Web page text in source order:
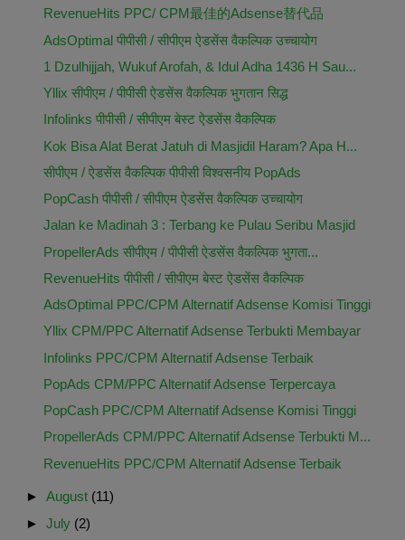
RevenueHits PPC/ CPM最佳的Adsense替代品
AdsOptimal पीपीसी / सीपीएम ऐडसेंस वैकल्पिक उच्चायोग
1 Dzulhijjah, Wukuf Arofah, & Idul Adha 1436 H Sau...
Yllix सीपीएम / पीपीसी ऐडसेंस वैकल्पिक भुगतान सिद्ध
Infolinks पीपीसी / सीपीएम बेस्ट ऐडसेंस वैकल्पिक
Kok Bisa Alat Berat Jatuh di Masjidil Haram? Apa H...
सीपीएम / ऐडसेंस वैकल्पिक पीपीसी विश्वसनीय PopAds
PopCash पीपीसी / सीपीएम ऐडसेंस वैकल्पिक उच्चायोग
Jalan ke Madinah 3 : Terbang ke Pulau Seribu Masjid
PropellerAds सीपीएम / पीपीसी ऐडसेंस वैकल्पिक भुगता...
RevenueHits पीपीसी / सीपीएम बेस्ट ऐडसेंस वैकल्पिक
AdsOptimal PPC/CPM Alternatif Adsense Komisi Tinggi
Yllix CPM/PPC Alternatif Adsense Terbukti Membayar
Infolinks PPC/CPM Alternatif Adsense Terbaik
PopAds CPM/PPC Alternatif Adsense Terpercaya
PopCash PPC/CPM Alternatif Adsense Komisi Tinggi
PropellerAds CPM/PPC Alternatif Adsense Terbukti M...
RevenueHits PPC/CPM Alternatif Adsense Terbaik
► August (11)
► July (2)